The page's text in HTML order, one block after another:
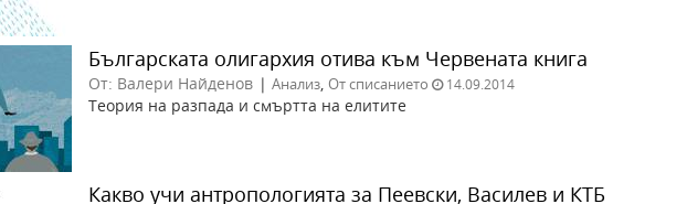
Българската олигархия отива към Червената книга
От: Валери Найденов | Анализ, От списанието 14.09.2014
Теория на разпада и смъртта на елитите
Какво учи антропологията за Пеевски, Василев и КТБ